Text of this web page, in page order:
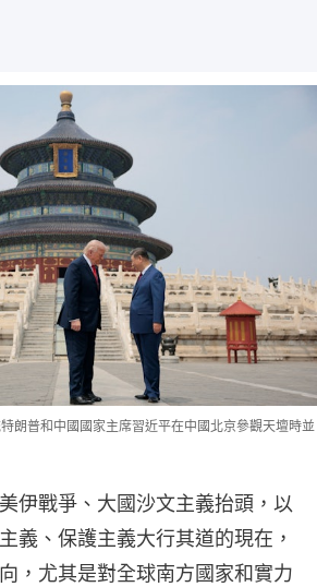
朗普和中國國家主席習近平在中國北京參觀天壇時並
伊戰爭、大國沙文主義抬頭，以
義、保護主義大行其道的現在，
，尤其是對全球南方國家和實力